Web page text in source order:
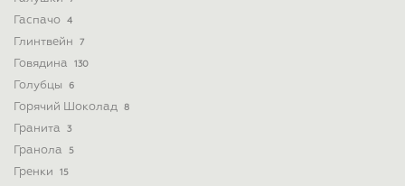
Гаспачо 4
Глинтвейн 7
Говядина 130
Голубцы 6
Горячий Шоколад 8
Гранита 3
Гранола 5
Гренки 15